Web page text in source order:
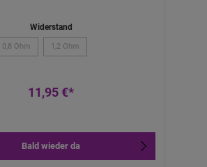
Widerstand
0,8 Ohm 1,2 Ohm
11,95 €*
Bald wieder da